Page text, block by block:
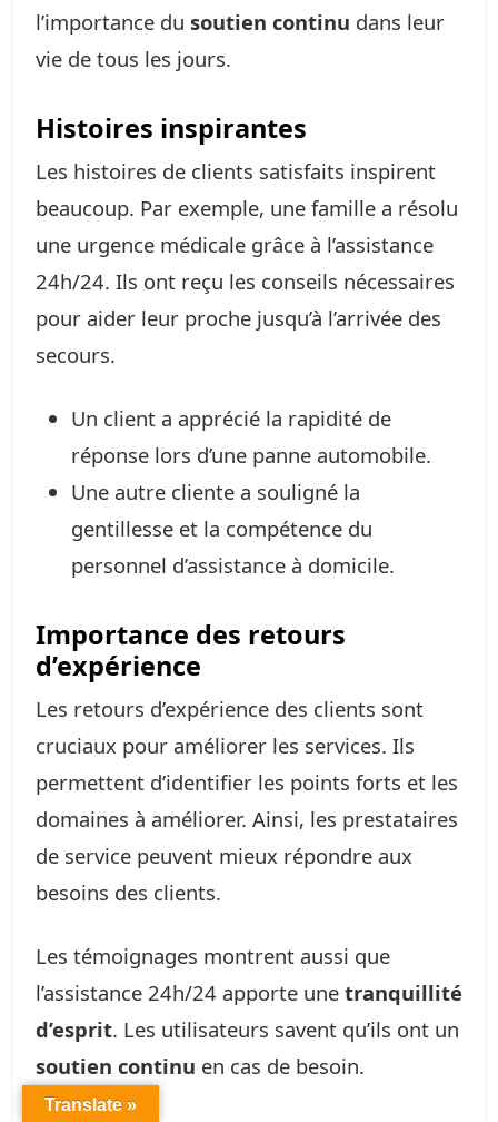
l’importance du soutien continu dans leur
vie de tous les jours.
Histoires inspirantes
Les histoires de clients satisfaits inspirent
beaucoup. Par exemple, une famille a résolu
une urgence médicale grâce à l’assistance
24h/24. Ils ont reçu les conseils nécessaires
pour aider leur proche jusqu’à l’arrivée des
secours.
Un client a apprécié la rapidité de
réponse lors d’une panne automobile.
Une autre cliente a souligné la
gentillesse et la compétence du
personnel d’assistance à domicile.
Importance des retours
d’expérience
Les retours d’expérience des clients sont
cruciaux pour améliorer les services. Ils
permettent d’identifier les points forts et les
domaines à améliorer. Ainsi, les prestataires
de service peuvent mieux répondre aux
besoins des clients.
Les témoignages montrent aussi que
l’assistance 24h/24 apporte une tranquillité
d’esprit. Les utilisateurs savent qu’ils ont un
soutien continu en cas de besoin.
Translate »